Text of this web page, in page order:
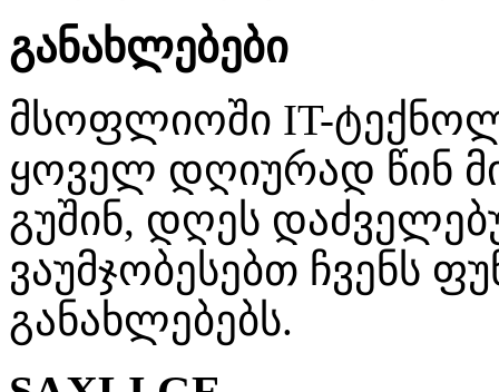
განახლებები
მსოფლიოში IT-
ყოველ დღიურად წინ
გუშინ, დღეს
ვაუმჯობესებთ ჩვენს
განახლებებს.